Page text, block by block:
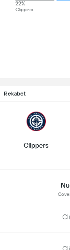
22%
Clippers
Rekabet
Clippers